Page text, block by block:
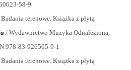
58-9
terenowe. Książka z płytą
/ Wydawnictwo Muzyka Odnaleziona,
978-83-926505-9-1
terenowe. Książka z płytą